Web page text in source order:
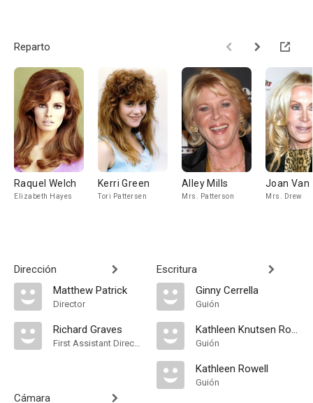
Reparto
Raquel Welch
Elizabeth Hayes
Kerri Green
Tori Pattersen
Alley Mills
Mrs. Patterson
Joan Van
Mrs. Drew
Dirección
Matthew Patrick
Director
Richard Graves
First Assistant Director
Cámara
Escritura
Ginny Cerrella
Guión
Kathleen Knutsen Rowell
Guión
Kathleen Rowell
Guión